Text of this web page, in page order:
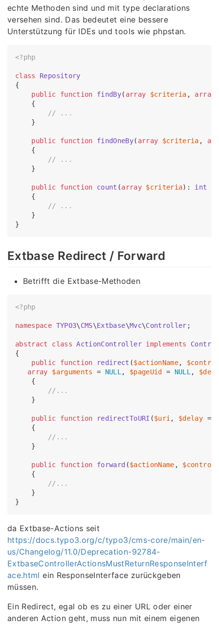
echte Methoden sind und mit type declarations
versehen sind. Das bedeutet eine bessere
Unterstützung für IDEs und tools wie phpstan.
<?php
class
Repository
{
public
function findBy( array $criteria , array
{
// ...
    }
public function findOneBy( array $criteria ,
{
// ...
    }
public function count (array $criteria): int
{
// ...
    }
Extbase Redirect / Forward
Betrifft die Extbase-Methoden
<?php
namespace TYPO3\ CMS\Extbase\Mvc\Controller ;
abstract class ActionController implements
{
public
function redirect ($actionName,
array
$arguments = NULL , $pageUid = NULL ,
{
//...
    }
public function redirectToURI ($uri , $delay =
{
//...
    }
public function forward ($actionName ,
{
//...
    }
da Extbase-Actions seit
https://docs.typo3.org/c/typo3/cms-core/main/en-
us/Changelog/11.0/Deprecation-92784-
ExtbaseControllerActionsMustReturnResponseInterf
ace.html ein ResponseInterface zurückgeben
müssen.
Ein Redirect, egal ob es zu einer URL oder einer
anderen Action geht, muss nun mit einem eigenen